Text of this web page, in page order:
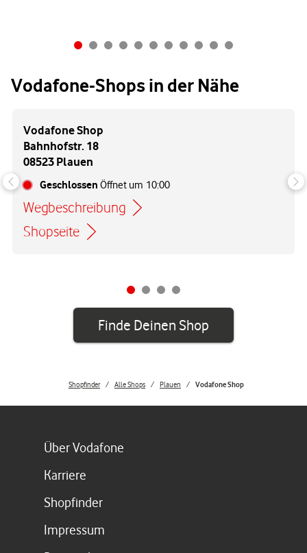
Vodafone-Shops in der Nähe
Vodafone Shop
Bahnhofstr. 18
08523 Plauen
Geschlossen Öffnet um 10:00
Wegbeschreibung
Link öffnet in einem neuen Tab
Shopseite
Finde Deinen Shop
Shopfinder Alle Shops Plauen Vodafone Shop
Über Vodafone
Karriere
ShopfinderLink öffnet in einem neuen Tab
Impressum